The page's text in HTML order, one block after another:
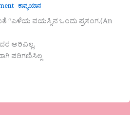
ಕಾವ್ಯಯಾನ
“ಎಳೆಯ ವಯಸ್ಸಿನ ಒಂದು ಪ್ರಸಂಗ.(An
ಅರಿವಿಲ್ಲ.
ಪರಿಗಣಿಸಿಲ್ಲ